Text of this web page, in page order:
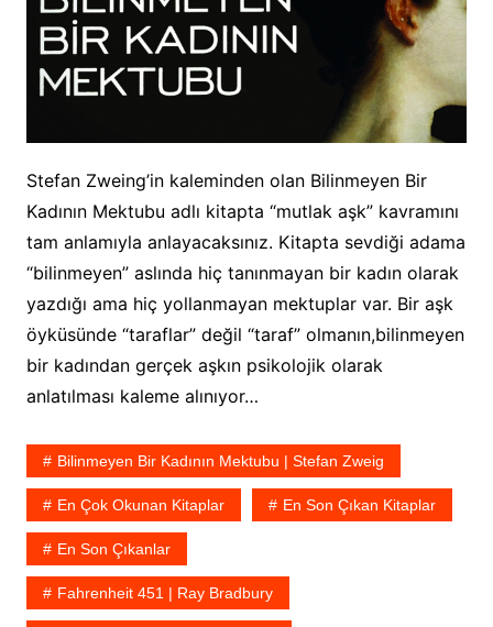
Stefan Zweing’in kaleminden olan Bilinmeyen Bir
Kadının Mektubu adlı kitapta “mutlak aşk” kavramını
tam anlamıyla anlayacaksınız. Kitapta sevdiği adama
“bilinmeyen” aslında hiç tanınmayan bir kadın olarak
yazdığı ama hiç yollanmayan mektuplar var. Bir aşk
öyküsünde “taraflar” değil “taraf” olmanın,bilinmeyen
bir kadından gerçek aşkın psikolojik olarak
anlatılması kaleme alınıyor…
Bilinmeyen Bir Kadının Mektubu | Stefan Zweig
En Çok Okunan Kitaplar En Son Çıkan Kitaplar
En Son Çıkanlar
Fahrenheit 451 | Ray Bradbury